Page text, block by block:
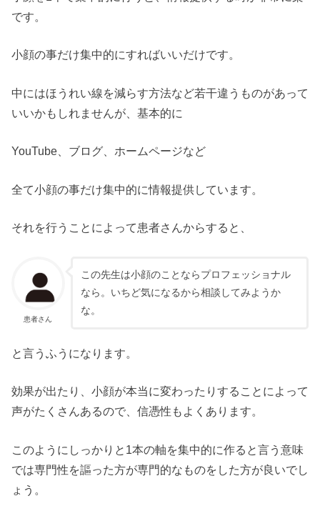
です。
小顔の事だけ集中的にすればいいだけです。
中にはほうれい線を減らす方法など若干違うものがあって
いいかもしれませんが、基本的に
YouTube、ブログ、ホームページなど
全て小顔の事だけ集中的に情報提供しています。
それを行うことによって患者さんからすると、
患者さん
この先生は小顔のことならプロフェッショナル
なら。いちど気になるから相談してみようか
な。
と言うふうになります。
効果が出たり、小顔が本当に変わったりすることによって
声がたくさんあるので、信憑性もよくあります。
このようにしっかりと1本の軸を集中的に作ると言う意味
では専門性を謳った方が専門的なものをした方が良いでし
ょう。